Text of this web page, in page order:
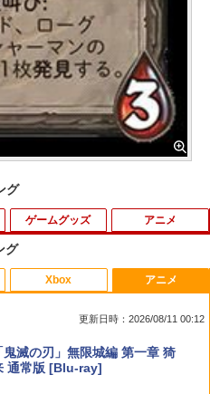
グ
ゲームグッズ
PS2 龍が如く2 PS2 the Be
アニメ
鬼滅の刃」無限城編 第一章 猗
(通常版)【Blu-ray】 [ 吾峠呼世
グ
ゥーン レイダース|オンライン
5 デジタル・エディション
用 Console Language: Japan
Xbox
Xbox ワイヤレス コントロー
C® ケーブル
アニメ
更新日時：2026/08/11 00:12
鬼滅の刃」無限城編 第一章 猗
通常版 [Blu-ray]